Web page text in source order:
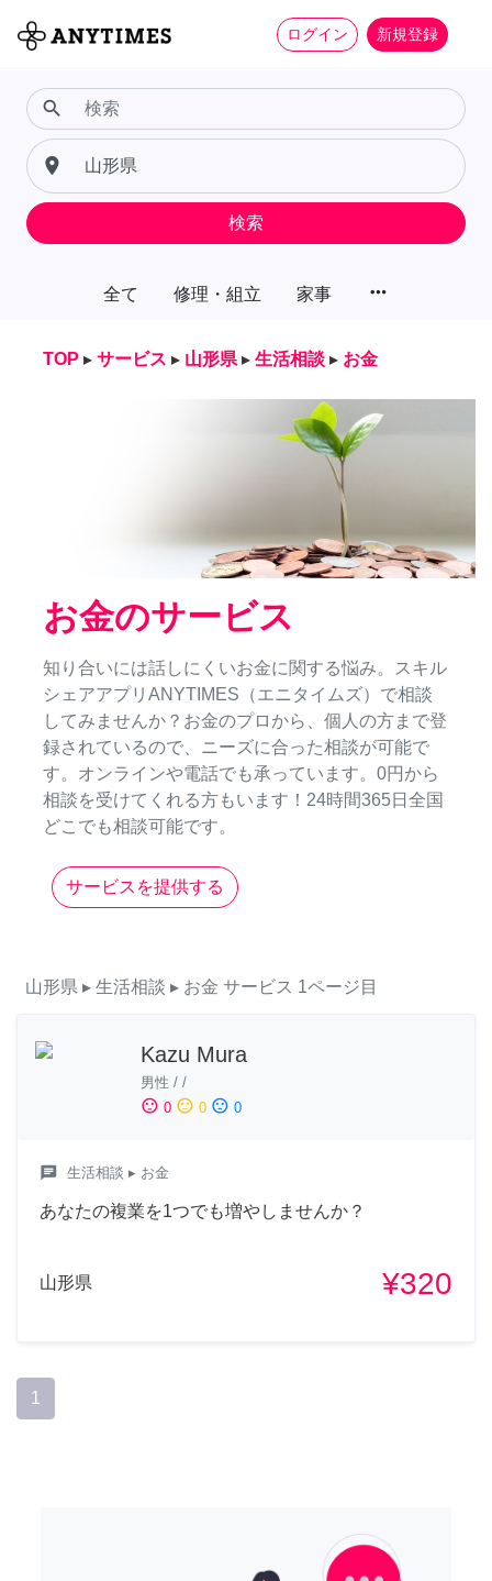
ログイン 新規登録
全て 修理・組立 家事 more_horiz
search
place
検索
TOP ▸ サービス ▸ 山形県 ▸ 生活相談 ▸ お金
お金のサービス
知り合いには話しにくいお金に関する悩み。スキル
シェアアプリANYTIMES（エニタイムズ）で相談
してみませんか？お金のプロから、個人の方まで登
録されているので、ニーズに合った相談が可能で
す。オンラインや電話でも承っています。0円から
相談を受けてくれる方もいます！24時間365日全国
どこでも相談可能です。
サービスを提供する
山形県 ▸ 生活相談 ▸ お金 サービス 1ページ目
Kazu Mura
男性 / /
sentiment_satisfied 0 sentiment_neutral 0 sentiment_dissatisfied 0
chat 生活相談 ▸ お金
あなたの複業を1つでも増やしませんか？
山形県 ¥320
1